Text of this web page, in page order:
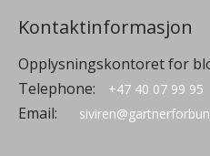
Kontaktinformasjon
Opplysningskontoret for
Telephone:
+47 40 07 99 95
Email: